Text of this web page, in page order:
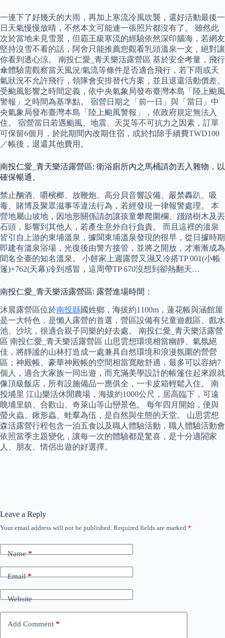
一連下了好幾天的大雨，再加上寒流冷風吹襲，還好活動最後一
日天氣慢慢放晴，不然本文可能連一張照片都沒有了。 雖然此
次於當地未見雪景，但霸王級寒流的經驗依然深印腦海，若網友
堅持沒雪不看的話，阿舍只能推薦您觀看乳頭溫泉一文，絕對讓
你看到透心涼。 南投仁愛_青天樂活露營區 基於安全考量，飛行
傘體驗需觀察當天風況/氣流等條件是否適合飛行，若下雨或天
氣狀況不允許飛行，領隊會安排替代方案，並且退還活動價差。
受颱風影響之時間定義，依中央氣象局發布臺灣本島「陸上颱風
警報」之時間為基準點。 宿營日期之「前一日」與「當日」中
央氣象局發布臺灣本島「陸上颱風警報」，依政府規定無法入
住。 宿營當日若遇颱風、地震、天災等不可抗力之因素，訂單
可保留6個月，於此期間內改期住宿，或於扣除手續費TWD100
／帳後，退還其他費用。
南投仁愛_青天樂活露營區: 衛浴廁所內之馬桶請勿丟入雜物，以
確保暢通。
禁止酗酒、嚼檳榔、放鞭炮、高分貝音響設備、嚴禁轟趴、吸
毒、賭博及聚眾滋事等違法行為，若經發現一律報警處理。 本
營地屬山坡地，因地形關係請勿讓孩童攀爬圍欄、踐踏樹木及丟
石頭，影響到其他人，若產生意外自行負責。 而且這裡的溫泉
皆引自上游的東埔溫泉，據聞東埔溫泉發現的很早，從日據時期
即建有溫泉浴場，光復後由警方接管，並將之開放，才漸漸成為
聞名全臺的知名溫泉。 小餅家上週露營又濕又冷搭TP 001(小帳
篷)+762(天幕)冷到感冒，這周帶TP 670沒想到卻熱翻天…
南投仁愛_青天樂活露營區: 露營進場時間：
沐晨露營區位於南投縣國姓鄉，海拔約1100m，蓮花帳與涵館屋
是一大特色，是懶人露營的首選，營區設備有兒童遊戲區、戲水
池、沙坑，很適合親子同樂的好去處。 南投仁愛_青天樂活露營
區 南投仁愛_青天樂活露營區 山思雲想環境相當幽靜、氣氛絕
佳，將靜謐的山林打造成一處兼具自然環境和浪漫氛圍的營營
區；神殿帳、豪華神殿帳的空間相當寬敞舒適，最多可以容納7
個人，適合大家族一同出遊，而充滿美學設計的帳篷住起來跟就
像頂級飯店，所有設施備品一應俱全，一卡皮箱輕鬆入住。 南
投埔里 江山樂活休閒農場，海拔約1000公尺，居高臨下，可遠
眺埔里鎮、合歡山、奇萊山等山巒景色。 每年四月開始，便與
螢火蟲、鍬形蟲、蛙羣為伍，是自然與生態的天堂。 山思雲想
森活露營行程包含一泊五食以及職人體驗活動，職人體驗活動會
依照當季主題變化，讓每一次的體驗都是驚喜，是十分適閤家
人、朋友、情侶出遊的好選擇。
Leave a Reply
Your email address will not be published. Required fields are marked *
Name*
Email*
Website
Add Comment *